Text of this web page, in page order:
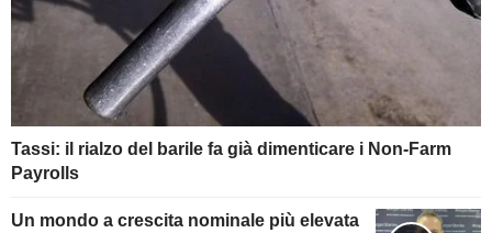
Tassi: il rialzo del barile fa già dimenticare i Non-Farm
Payrolls
Un mondo a crescita nominale più elevata